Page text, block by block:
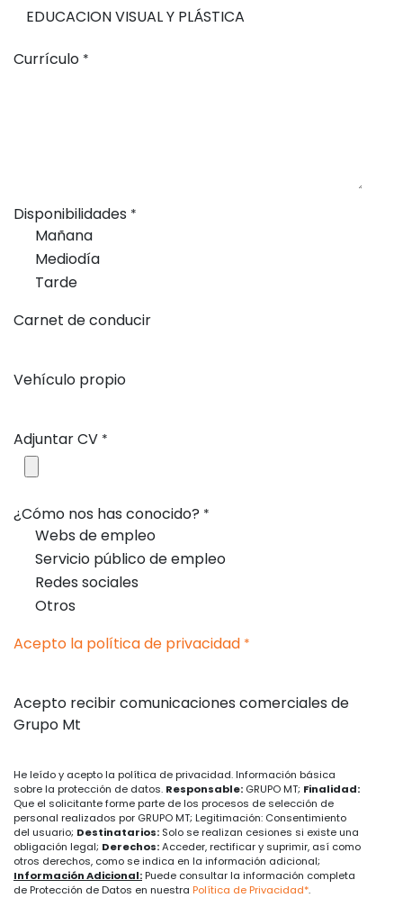
Currículo *
Disponibilidades *
Mañana
Mediodía
Tarde
Carnet de conducir
Vehículo propio
Adjuntar CV *
¿Cómo nos has conocido? *
Webs de empleo
Servicio público de empleo
Redes sociales
Otros
Acepto la política de privacidad *
Acepto recibir comunicaciones comerciales de
Grupo Mt
He leído y acepto la política de privacidad. Información básica
sobre la protección de datos. Responsable: GRUPO MT; Finalidad:
Que el solicitante forme parte de los procesos de selección de
personal realizados por GRUPO MT; Legitimación: Consentimiento
del usuario; Destinatarios: Solo se realizan cesiones si existe una
obligación legal; Derechos:Acceder, rectificar y suprimir, así como
otros derechos, como se indica en la información adicional;
Información Adicional:Puede consultar la información completa
de Protección de Datos en nuestra Política de Privacidad*.